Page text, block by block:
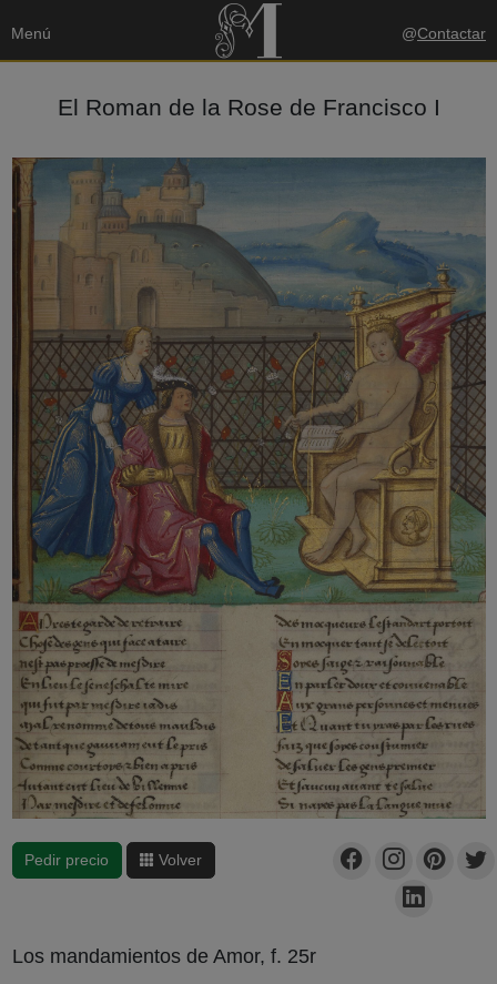
Menú @Contactar
El Roman de la Rose de Francisco I
Pedir precio Volver
Los mandamientos de Amor, f. 25r